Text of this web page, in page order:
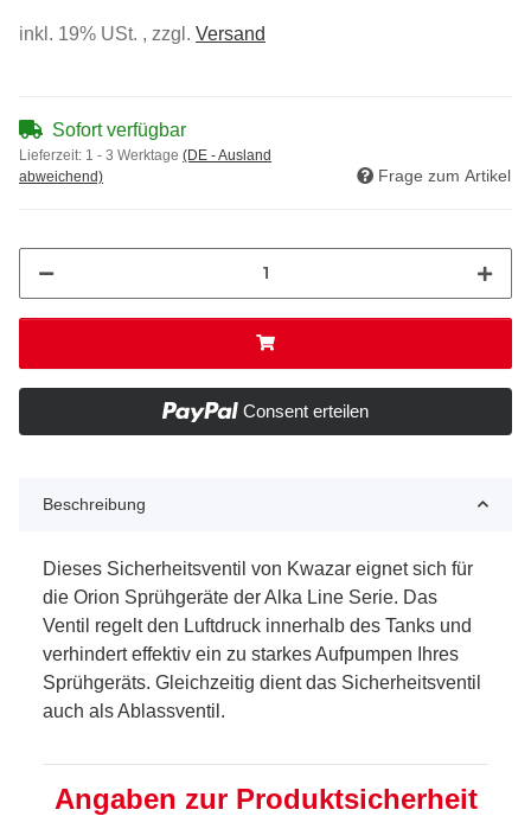
inkl. 19% USt. , zzgl. Versand
Sofort verfügbar
Lieferzeit: 1 - 3 Werktage (DE - Ausland
abweichend)
Frage zum Artikel
Consent erteilen
Beschreibung
Dieses Sicherheitsventil von Kwazar eignet sich für
die Orion Sprühgeräte der Alka Line Serie. Das
Ventil regelt den Luftdruck innerhalb des Tanks und
verhindert effektiv ein zu starkes Aufpumpen Ihres
Sprühgeräts. Gleichzeitig dient das Sicherheitsventil
auch als Ablassventil.
Angaben zur Produktsicherheit